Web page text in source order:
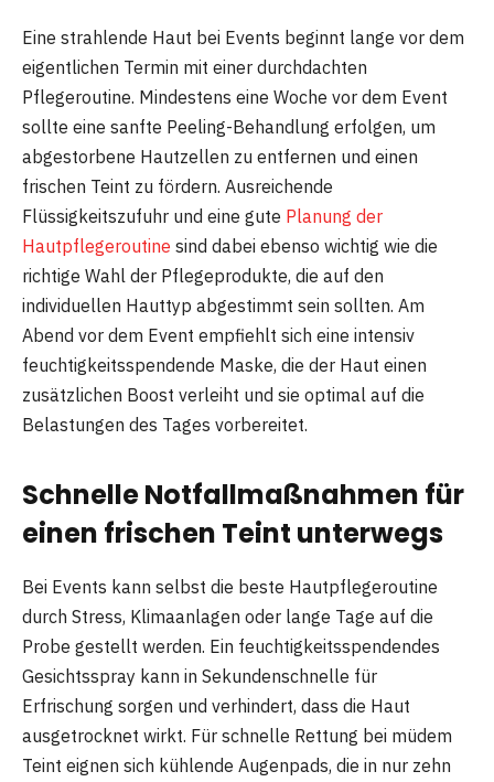
Eine strahlende Haut bei Events beginnt lange vor dem
eigentlichen Termin mit einer durchdachten
Pflegeroutine. Mindestens eine Woche vor dem Event
sollte eine sanfte Peeling-Behandlung erfolgen, um
abgestorbene Hautzellen zu entfernen und einen
frischen Teint zu fördern. Ausreichende
Flüssigkeitszufuhr und eine gute Planung der
Hautpflegeroutine sind dabei ebenso wichtig wie die
richtige Wahl der Pflegeprodukte, die auf den
individuellen Hauttyp abgestimmt sein sollten. Am
Abend vor dem Event empfiehlt sich eine intensiv
feuchtigkeitsspendende Maske, die der Haut einen
zusätzlichen Boost verleiht und sie optimal auf die
Belastungen des Tages vorbereitet.
Schnelle Notfallmaßnahmen für
einen frischen Teint unterwegs
Bei Events kann selbst die beste Hautpflegeroutine
durch Stress, Klimaanlagen oder lange Tage auf die
Probe gestellt werden. Ein feuchtigkeitsspendendes
Gesichtsspray kann in Sekundenschnelle für
Erfrischung sorgen und verhindert, dass die Haut
ausgetrocknet wirkt. Für schnelle Rettung bei müdem
Teint eignen sich kühlende Augenpads, die in nur zehn